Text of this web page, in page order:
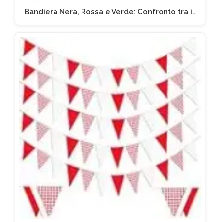
Bandiera Nera, Rossa e Verde: Confronto tra i…